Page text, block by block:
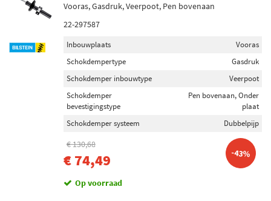
Vooras, Gasdruk, Veerpoot, Pen bovenaan
22-297587
Inbouwplaats
Vooras
Schokdempertype
Gasdruk
Schokdemper inbouwtype
Veerpoot
Schokdemper
bevestigingstype
Pen bovenaan, Onder
plaat
Schokdemper systeem
Dubbelpijp
€ 130,68
€ 74,49 -43%
Op voorraad